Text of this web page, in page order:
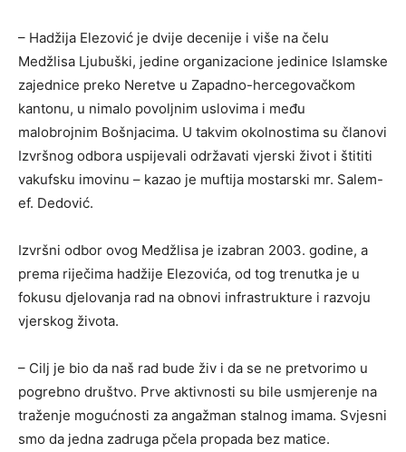
– Hadžija Elezović je dvije decenije i više na čelu
Medžlisa Ljubuški, jedine organizacione jedinice Islamske
zajednice preko Neretve u Zapadno-hercegovačkom
kantonu, u nimalo povoljnim uslovima i među
malobrojnim Bošnjacima. U takvim okolnostima su članovi
Izvršnog odbora uspijevali održavati vjerski život i štititi
vakufsku imovinu – kazao je muftija mostarski mr. Salem-
ef. Dedović.
Izvršni odbor ovog Medžlisa je izabran 2003. godine, a
prema riječima hadžije Elezovića, od tog trenutka je u
fokusu djelovanja rad na obnovi infrastrukture i razvoju
vjerskog života.
– Cilj je bio da naš rad bude živ i da se ne pretvorimo u
pogrebno društvo. Prve aktivnosti su bile usmjerenje na
traženje mogućnosti za angažman stalnog imama. Svjesni
smo da jedna zadruga pčela propada bez matice.